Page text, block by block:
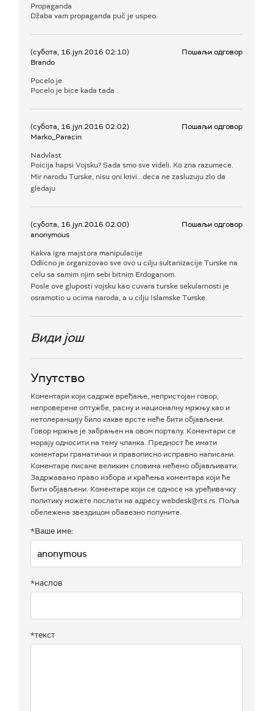
Propaganda
Džaba vam propaganda puč je uspeo.
(субота, 16.јул.2016 02:10)
Brando
Пошаљи одговор
Pocelo je
Pocelo je bice kada tada .
(субота, 16.јул.2016 02:02)
Marko_Paracin
Пошаљи одговор
Nadvlast
Poicija hapsi Vojsku? Sada smo sve videli. Ko zna razumece.
Mir narodu Turske, nisu oni krivi...deca ne zasluzuju zlo da
gledaju
(субота, 16.јул.2016 02:00)
anonymous
Пошаљи одговор
Kakva igra majstora manipulacije
Odlicno je organizovao sve ovo u cilju sultanizacije Turske na
celu sa samim njim sebi bitnim Erdoganom.
Posle ove gluposti vojsku kao cuvara turske sekularnosti je
osramotio u ocima naroda, a u cilju Islamske Turske.
Види још
Упутство
Коментари који садрже вређање, непристојан говор,
непроверене оптужбе, расну и националну мржњу као и
нетолеранцију било какве врсте неће бити објављени.
Говор мржње је забрањен на овом порталу. Коментари се
морају односити на тему чланка. Предност ће имати
коментари граматички и правописно исправно написани.
Коментаре писане великим словима нећемо објављивати.
Задржавамо право избора и краћења коментара који ће
бити објављени. Коментаре који се односе на уређивачку
политику можете послати на адресу webdesk@rts.rs. Поља
обележена звездицом обавезно попуните.
*Ваше име:
*наслов
*текст